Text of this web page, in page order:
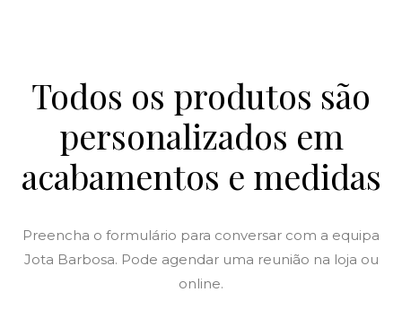
Todos os produtos são
personalizados em
acabamentos e medidas
Preencha o formulário para conversar com a equipa
Jota Barbosa. Pode agendar uma reunião na loja ou
online.